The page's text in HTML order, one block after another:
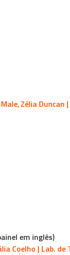
,Zélia Duncan
em inglês)
Coelho | Lab. de